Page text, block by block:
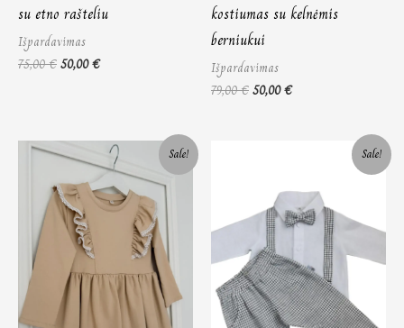
su etno rašteliu
Išpardavimas
75,00€50,00€
kostiumas su kelnėmis
berniukui
Išpardavimas
79,00€50,00€
Sale!
Price
range:
25,00 €
through
30,00 €
Sale!
through
58,00 €